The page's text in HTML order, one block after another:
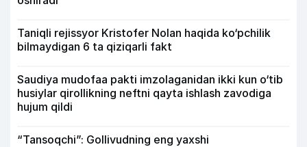
Taniqli rejissyor Kristofer Nolan haqida ko‘pchilik
bilmaydigan 6 ta qiziqarli fakt
Saudiya mudofaa pakti imzolaganidan ikki kun o‘tib
husiylar qirollikning neftni qayta ishlash zavodiga
hujum qildi
“Tansoqchi”: Gollivudning eng yaxshi